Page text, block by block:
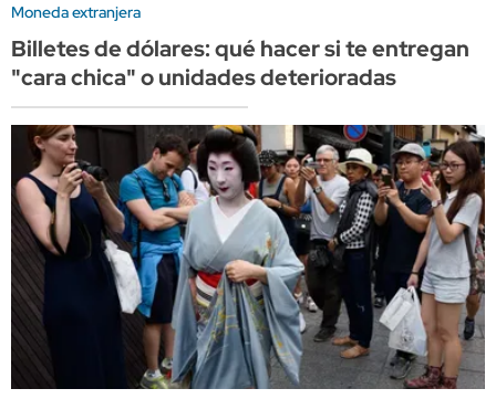
Moneda extranjera
Billetes de dólares: qué hacer si te entregan
"cara chica" o unidades deterioradas